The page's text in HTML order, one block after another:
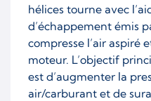
hélices tourne avec
d’échappement émis
compresse l’air aspiré
moteur. L’objectif
est d’augmenter la
air/carburant et de